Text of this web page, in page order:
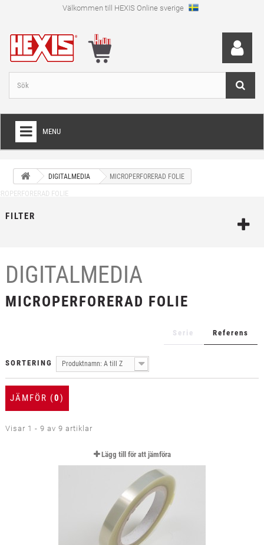
Välkommen till HEXIS Online sverige
MENU
WRAPFOLIE
+
TEXTIL
SKYDDSFILM
DIGITALMEDIA MICROPERFORERAD FOLIE
FILTER
DIGITALMEDIA
MICROPERFORERAD FOLIE
Referens
Serie
SORTERING Produktnamn: A till Z
JÄMFÖR (0)
Visar 1 - 9 av 9 artiklar
Lägg till för att jämföra